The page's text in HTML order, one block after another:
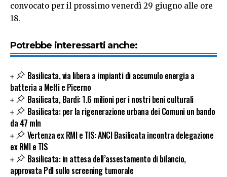
convocato per il prossimo venerdì 29 giugno alle ore
18.
Potrebbe interessarti anche:
Basilicata, via libera a impianti di accumulo energia a
batteria a Melfi e Picerno
Basilicata, Bardi: 1.6 milioni per i nostri beni culturali
Basilicata: per la rigenerazione urbana dei Comuni un bando
da 47 mln
Vertenza ex RMI e TIS: ANCI Basilicata incontra delegazione
ex RMI e TIS
Basilicata: in attesa dell’assestamento di bilancio,
approvata Pdl sullo screening tumorale